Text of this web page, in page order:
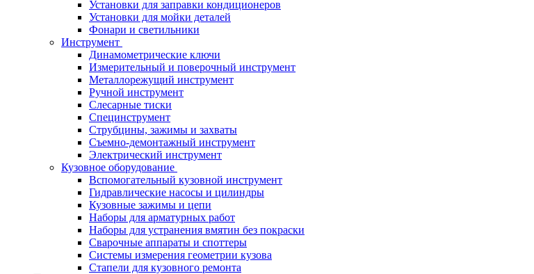
Установки для заправки кондиционеров
Установки для мойки деталей
Фонари и светильники
Инструмент
Динамометрические ключи
Измерительный и поверочный инструмент
Металлорежущий инструмент
Ручной инструмент
Слесарные тиски
Специнструмент
Струбцины, зажимы и захваты
Съемно-демонтажный инструмент
Электрический инструмент
Кузовное оборудование
Вспомогательный кузовной инструмент
Гидравлические насосы и цилиндры
Кузовные зажимы и цепи
Наборы для арматурных работ
Наборы для устранения вмятин без покраски
Сварочные аппараты и споттеры
Системы измерения геометрии кузова
Стапели для кузовного ремонта